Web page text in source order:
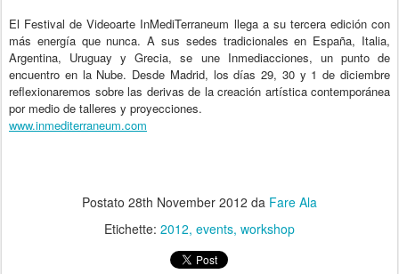
El Festival de Videoarte InMediTerraneum llega a su tercera edición con
más energía que nunca. A sus sedes tradicionales en España, Italia,
Argentina, Uruguay y Grecia, se une Inmediacciones, un punto de
encuentro en la Nube. Desde Madrid, los días 29, 30 y 1 de diciembre
reflexionaremos sobre las derivas de la creación artística contemporánea
por medio de talleres y proyecciones.
www.inmediterraneum.com
Postato 28th November 2012 da Fare Ala
Etichette: 2012 events workshop